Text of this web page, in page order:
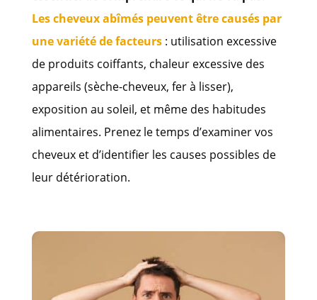
Les cheveux abîmés peuvent être causés par
une variété de facteurs: utilisation excessive
de produits coiffants, chaleur excessive des
appareils (sèche-cheveux, fer à lisser),
exposition au soleil, et même des habitudes
alimentaires. Prenez le temps d’examiner vos
cheveux et d’identifier les causes possibles de
leur détérioration.